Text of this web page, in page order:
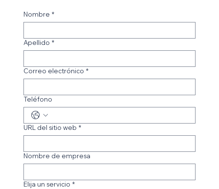
Nombre *
Apellido *
Correo electrónico *
Teléfono
URL del sitio web *
Nombre de empresa
Elija un servicio *